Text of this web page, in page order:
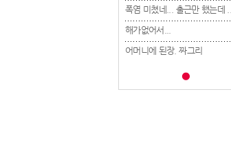
폭염 미쳤네... 출근만 했는데 ..
해가없어서...
어머니에 된장. 짜그리